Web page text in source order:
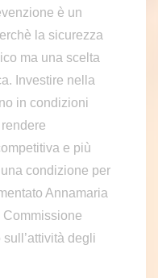
è un
la sicurezza
ma una scelta
Investire nella
in condizioni
e più
condizione per
Annamaria
degli